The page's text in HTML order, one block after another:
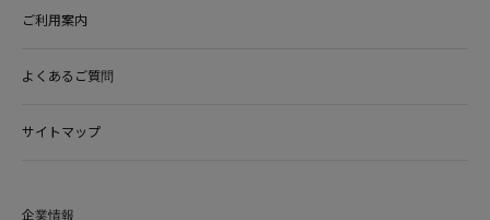
ご利用案内
よくあるご質問
サイトマップ
企業情報